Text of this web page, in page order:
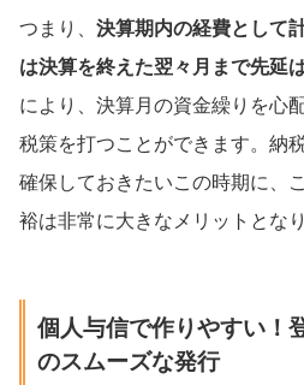
つまり、 決算期内の経費として
は決算を終えた翌々月まで先延
により、決算月の資金繰りを心
税策を打つことができます。納
確保しておきたいこの時期に、
裕は非常に大きなメリットとなり
個人与信で作りやすい！
のスムーズな発行